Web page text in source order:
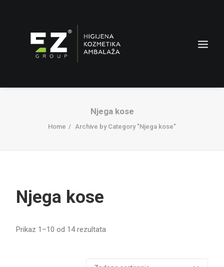
Njega kose
Home Archive by Category "Njega kose"
Njega kose
Prikaz 1–10 od 14 rezultata